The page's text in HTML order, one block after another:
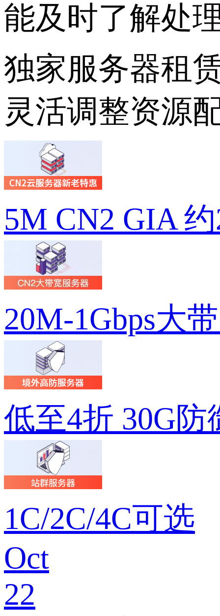
能及时了解处
独家服务器租
灵活调整资源
5M CN2 GIA
20M-1Gbps大
低至4折 30G防
1C/2C/4C可选
Oct
22